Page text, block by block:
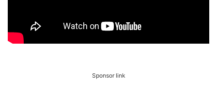
Sponsor link